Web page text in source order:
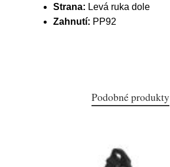
Strana: Levá ruka dole
Zahnutí: PP92
Podobné produkty